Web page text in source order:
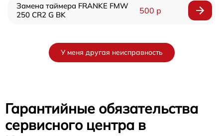
Замена таймера FRANKE FMW
250 CR2 G BK
500 р
У меня другая неисправность
Гарантийные обязательства
сервисного центра в